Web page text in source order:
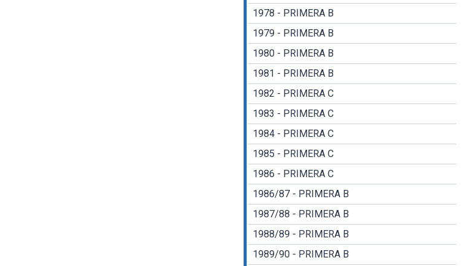
1978 - PRIMERA B
1979 - PRIMERA B
1980 - PRIMERA B
1981 - PRIMERA B
1982 - PRIMERA C
1983 - PRIMERA C
1984 - PRIMERA C
1985 - PRIMERA C
1986 - PRIMERA C
1986/87 - PRIMERA B
1987/88 - PRIMERA B
1988/89 - PRIMERA B
1989/90 - PRIMERA B